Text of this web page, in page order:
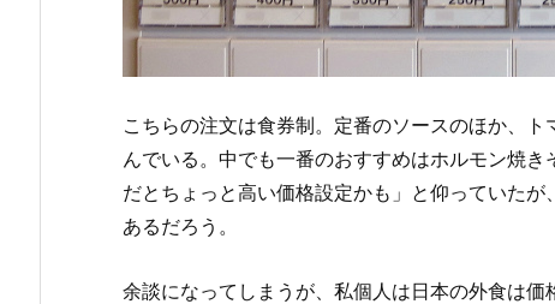
こちらの注文は食券制。定番のソースのほか、
んでいる。中でも一番のおすすめはホルモン焼
だとちょっと高い価格設定かも」と仰っていた
あるだろう。
余談になってしまうが、私個人は日本の外食は